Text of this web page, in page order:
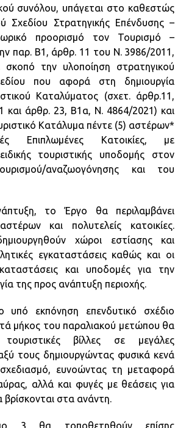
συνόλου, υπάγεται στο καθεστώς
Σχεδίου Στρατηγικής Επένδυσης –
προορισμό τον Τουρισμό –
παρ. Β1, άρθρ. 11 του Ν. 3986/2011,
σκοπό την υλοποίηση στρατηγικού
που αφορά στη δημιουργία
Καταλύματος (σχετ. άρθρ.11,
και άρθρ. 23, Β1α, Ν. 4864/2021) και
Κατάλυμα πέντε (5) αστέρων*
Επιπλωμένες Κατοικίες, με
τουριστικής υποδομής στον
αναζωογόνησης και του
το Έργο θα περιλαμβάνει
και πολυτελείς κατοικίες.
χώροι εστίασης και
εγκαταστάσεις καθώς και οι
και υποδομές για την
της προς ανάπτυξη περιοχής.
εκπόνηση επενδυτικό σχέδιο
μήκος του παραλιακού μετώπου θα
βίλλες σε μεγάλες
τους δημιουργώντας φυσικά κενά
ευνοώντας τη μεταφορά
αλλά και φυγές με θεάσεις για
βρίσκονται στα ανάντη.
3 θα τοποθετηθούν επίσης